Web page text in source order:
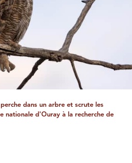
dans un arbre et scrute les
nationale d'Ouray à la recherche de